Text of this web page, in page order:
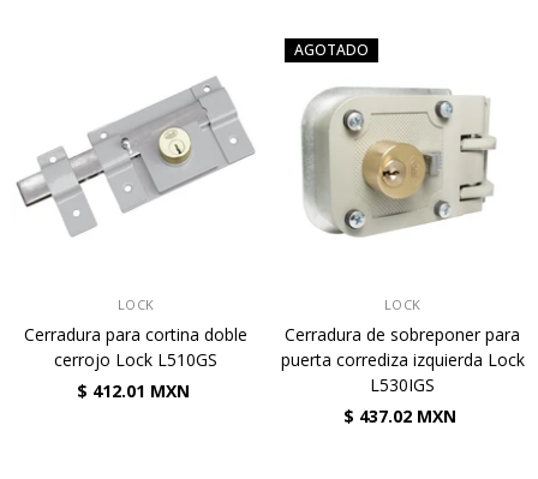
LOCK
Cerradura para cortina doble
cerrojo Lock L510GS
$ 412.01 MXN
AGOTADO
LOCK
Cerradura de sobreponer para
puerta corrediza izquierda Lock
L530IGS
$ 437.02 MXN